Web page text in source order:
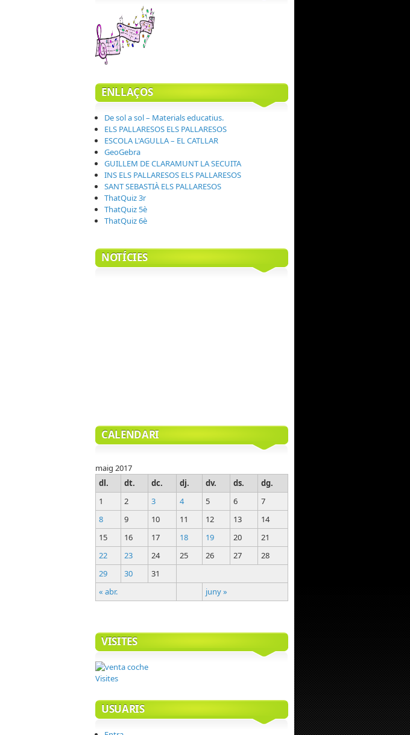
ENLLAÇOS
De sol a sol – Materials educatius.
ELS PALLARESOS ELS PALLARESOS
ESCOLA L'AGULLA – EL CATLLAR
GeoGebra
GUILLEM DE CLARAMUNT LA SECUITA
INS ELS PALLARESOS ELS PALLARESOS
SANT SEBASTIÀ ELS PALLARESOS
ThatQuiz 3r
ThatQuiz 5è
ThatQuiz 6è
NOTÍCIES
CALENDARI
maig 2017
dl.
dt. dc. dj. dv. ds. dg.
« abr. juny »
1 2 3 4 5 6
7
8
9 10 11 12 13
14
15
16 17 18 19 20
21
22
23 24 25 26 27
28
29
30 31
VISITES
Visites
USUARIS